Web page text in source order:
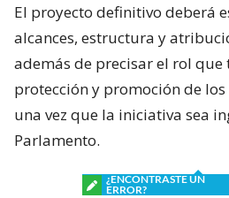
El proyecto definitivo deberá
alcances, estructura y
además de precisar el rol que
protección y promoción de
una vez que la iniciativa sea
Parlamento.
¿ENCONTRASTE UN
ERROR?